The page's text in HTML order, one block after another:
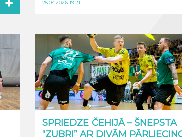
25.04.2026 19:21
SPRIEDZE ČEHIJĀ – ŠNEPSTA
“ZUBRI” AR DIVĀM